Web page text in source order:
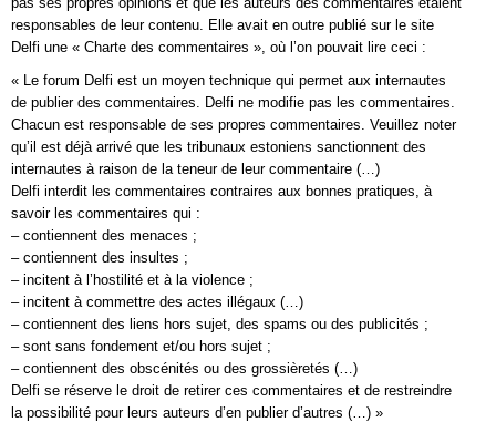
responsables de leur contenu. Elle avait en outre publié sur le site
Delfi une « Charte des commentaires », où l’on pouvait lire ceci :
« Le forum Delfi est un moyen technique qui permet aux internautes
de publier des commentaires. Delfi ne modifie pas les commentaires.
Chacun est responsable de ses propres commentaires. Veuillez noter
qu’il est déjà arrivé que les tribunaux estoniens sanctionnent des
internautes à raison de la teneur de leur commentaire (…)
Delfi interdit les commentaires contraires aux bonnes pratiques, à
savoir les commentaires qui :
– contiennent des menaces ;
– contiennent des insultes ;
– incitent à l’hostilité et à la violence ;
– incitent à commettre des actes illégaux (…)
– contiennent des liens hors sujet, des spams ou des publicités ;
– sont sans fondement et/ou hors sujet ;
– contiennent des obscénités ou des grossièretés (…)
Delfi se réserve le droit de retirer ces commentaires et de restreindre
la possibilité pour leurs auteurs d’en publier d’autres (…) »